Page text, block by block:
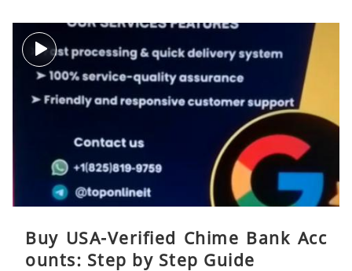
Buy USA-Verified Chime Bank Acc
ounts: Step by Step Guide